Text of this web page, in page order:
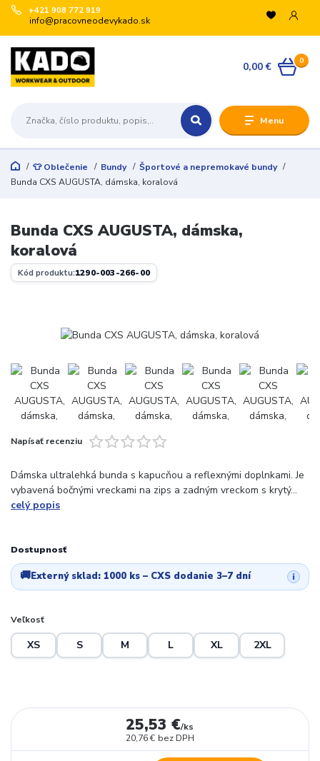
Menu
+421 908 772 919
info@pracovneodevykado.sk
0
0,00 €
👕 Oblečenie Bundy
Športové a nepremokavé bundy
Bunda CXS AUGUSTA, dámska, koralová
Bunda CXS AUGUSTA, dámska,
koralová
Kód produktu:1290-003-266-00
Napísať recenziu
Dámska ultralehká bunda s kapucňou a reflexnými doplnkami. Je
vybavená bočnými vreckami na zips a zadným vreckom s krytý...
celý popis
Dostupnosť
🚚Externý sklad: 1000 ks – CXS dodanie 3–7 dní i
Veľkosť
XS S M L XL 2XL
25,53 €/ks
20,76 € bez DPH